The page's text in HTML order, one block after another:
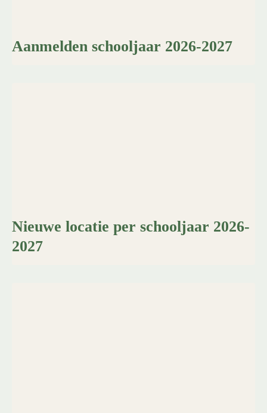
Aanmelden schooljaar 2026-2027
Nieuwe locatie per schooljaar 2026-
2027